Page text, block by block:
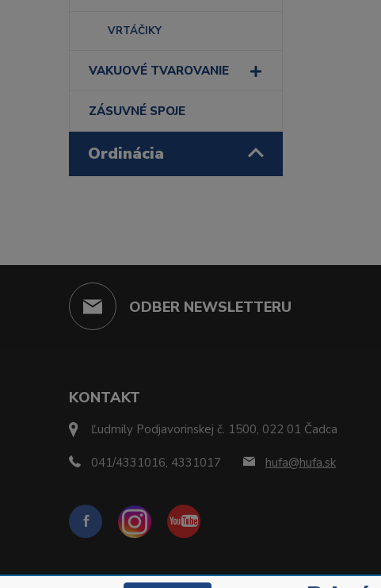
VRTÁČIKY
VAKUOVÉ TVAROVANIE
ZÁSUVNÉ SPOJE
Ordinácia
ODBER NEWSLETTERU
KONTAKT
Ľudmily Podjavorinskej č. 1500, 022 01 Čadca
041/4331016, 4331017 hufa@hufa.sk